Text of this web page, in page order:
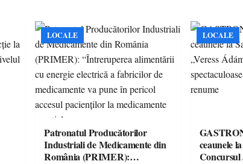
LOCALE
Patronatul Producătorilor
Industriali de Medicamente din
România (PRIMER):
LOCALE
ceaunele
Concursul